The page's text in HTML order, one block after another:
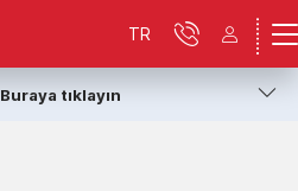
Buraya tıklayın
TR